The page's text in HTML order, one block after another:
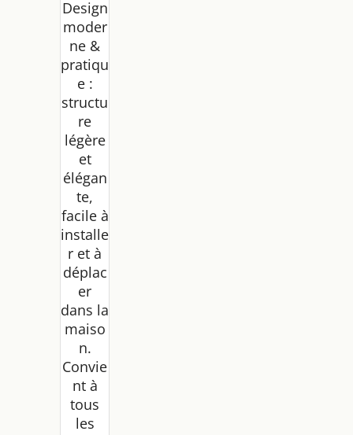
Design
moder
ne &
pratiqu
e :
structu
re
légère
et
élégan
te,
facile à
installe
r et à
déplac
er
dans la
maiso
n.
Convie
nt à
tous
les